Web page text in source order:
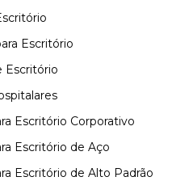
Escritório
Escritório
Escritório Corporativo
Escritório de Aço
Escritório de Alto Padrão